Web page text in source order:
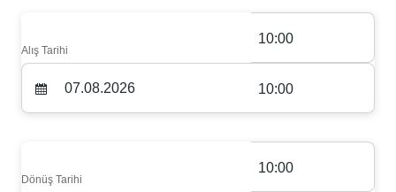
Alış Tarihi
10:00
10:00
Dönüş Tarihi
10:00